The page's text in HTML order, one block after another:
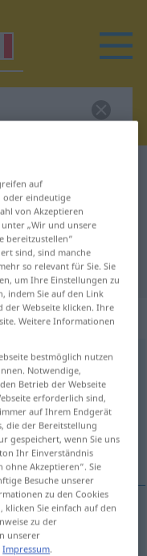
Übersetzung
Verb
antippen)
auf
oder eindeutige
von Akzeptieren
„Wir und unsere
bereitzustellen“
sind, sind manche
so relevant für Sie. Sie
um Ihre Einstellungen zu
indem Sie auf den Link
der Webseite klicken. Ihre
Weitere Informationen
bestmöglich nutzen
Notwendige,
Betrieb der Webseite
erforderlich sind,
auf Ihrem Endgerät
die der Bereitstellung
gespeichert, wenn Sie uns
Ihr Einverständnis
ohne Akzeptieren“. Sie
Besuche unserer
zu den Cookies
Sie einfach auf den
zu der
unserer
Impressum.